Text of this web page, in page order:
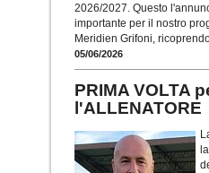
2026/2027. Questo
importante per il nostro
Meridien Grifoni,
05/06/2026
PRIMA VOLTA
l'ALLENATORE